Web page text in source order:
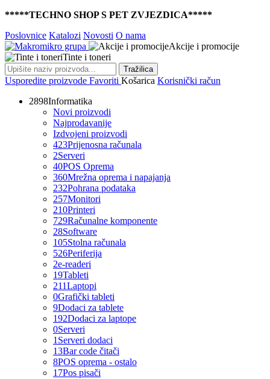
*****TECHNO SHOP S PET ZVJEZDICA*****
Poslovnice Katalozi Novosti O nama
Akcije i promocije
Tinte i toneri
Tražilica
Usporedite proizvode Favoriti Košarica Korisnički račun
2898Informatika
Novi proizvodi
Najprodavanije
Izdvojeni proizvodi
423Prijenosna računala
2Serveri
40POS Oprema
360Mrežna oprema i napajanja
232Pohrana podataka
257Monitori
210Printeri
729Računalne komponente
28Software
105Stolna računala
526Periferija
2e-readeri
19Tableti
211Laptopi
0Grafički tableti
9Dodaci za tablete
192Dodaci za laptope
0Serveri
1 Serveri dodaci
13Bar code čitači
8POS oprema - ostalo
17Pos pisači